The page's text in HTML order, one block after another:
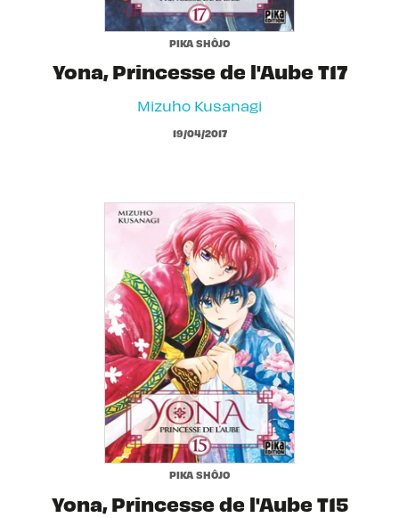
PIKA SHÔJO
Yona, Princesse de l'Aube T17
Mizuho Kusanagi
19/04/2017
PIKA SHÔJO
Yona, Princesse de l'Aube T15